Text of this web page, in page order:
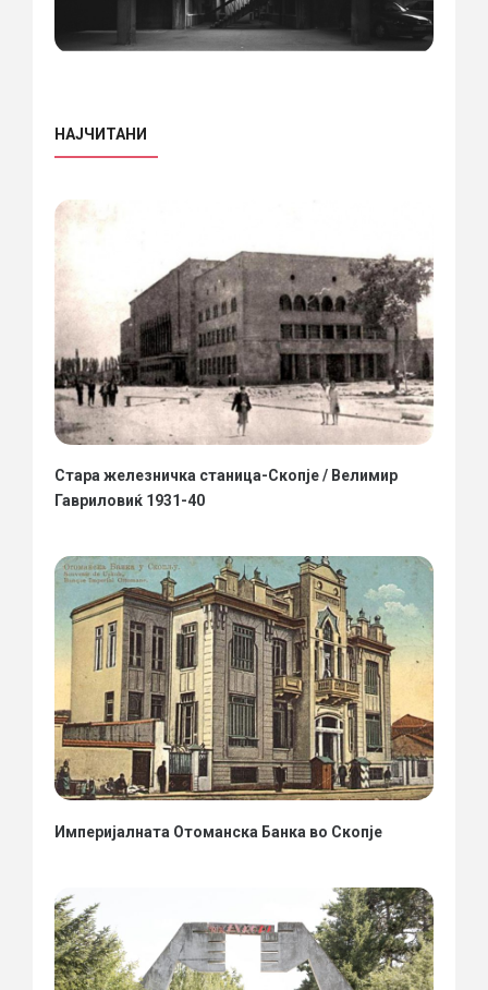
НАЈЧИТАНИ
Стара железничка станица-Скопје / Велимир
Гавриловиќ 1931-40
Империјалната Отоманска Банка во Скопје